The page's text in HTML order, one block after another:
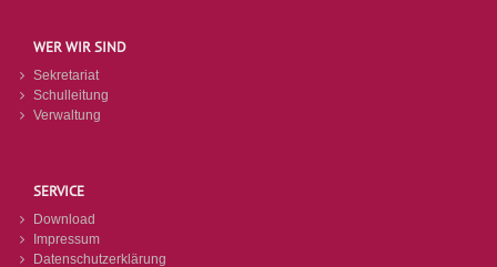
WER WIR SIND
Sekretariat
Schulleitung
Verwaltung
SERVICE
Download
Impressum
Datenschutzerklärung